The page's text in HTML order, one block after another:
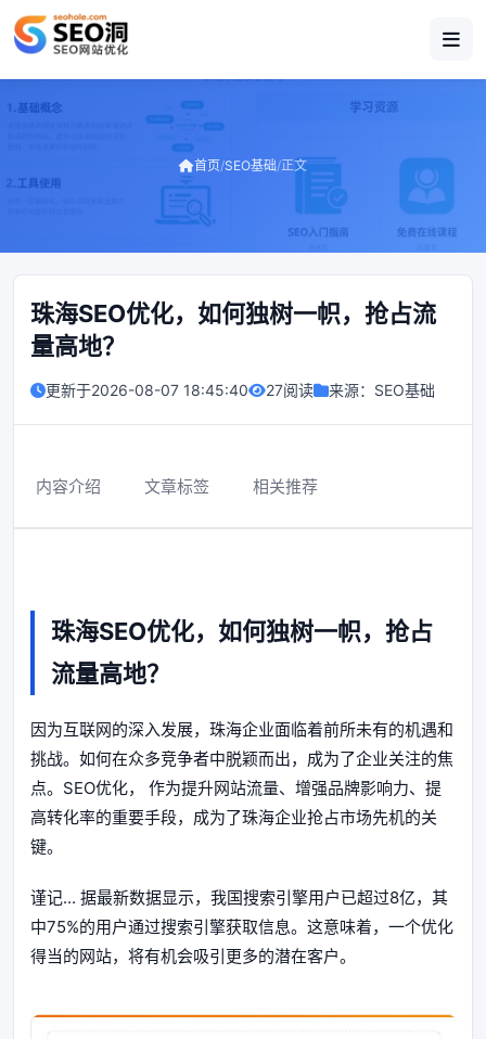
首页/SEO基础/正文
珠海SEO优化，如何独树一帜，抢占流
量高地？
更新于2026-08-07 18:45:40 27阅读 来源： SEO基础
内容介绍 文章标签 相关推荐
珠海SEO优化，如何独树一帜，抢占
流量高地？
因为互联网的深入发展，珠海企业面临着前所未有的机遇和
挑战。如何在众多竞争者中脱颖而出，成为了企业关注的焦
点。SEO优化， 作为提升网站流量、增强品牌影响力、提
高转化率的重要手段，成为了珠海企业抢占市场先机的关
键。
谨记... 据最新数据显示，我国搜索引擎用户已超过8亿，其
中75%的用户通过搜索引擎获取信息。这意味着，一个优化
得当的网站，将有机会吸引更多的潜在客户。